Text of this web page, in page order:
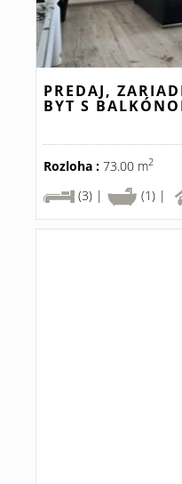
PREDAJ,
BYT S
Rozloha : 73.00 m2
(3) |
(1) |